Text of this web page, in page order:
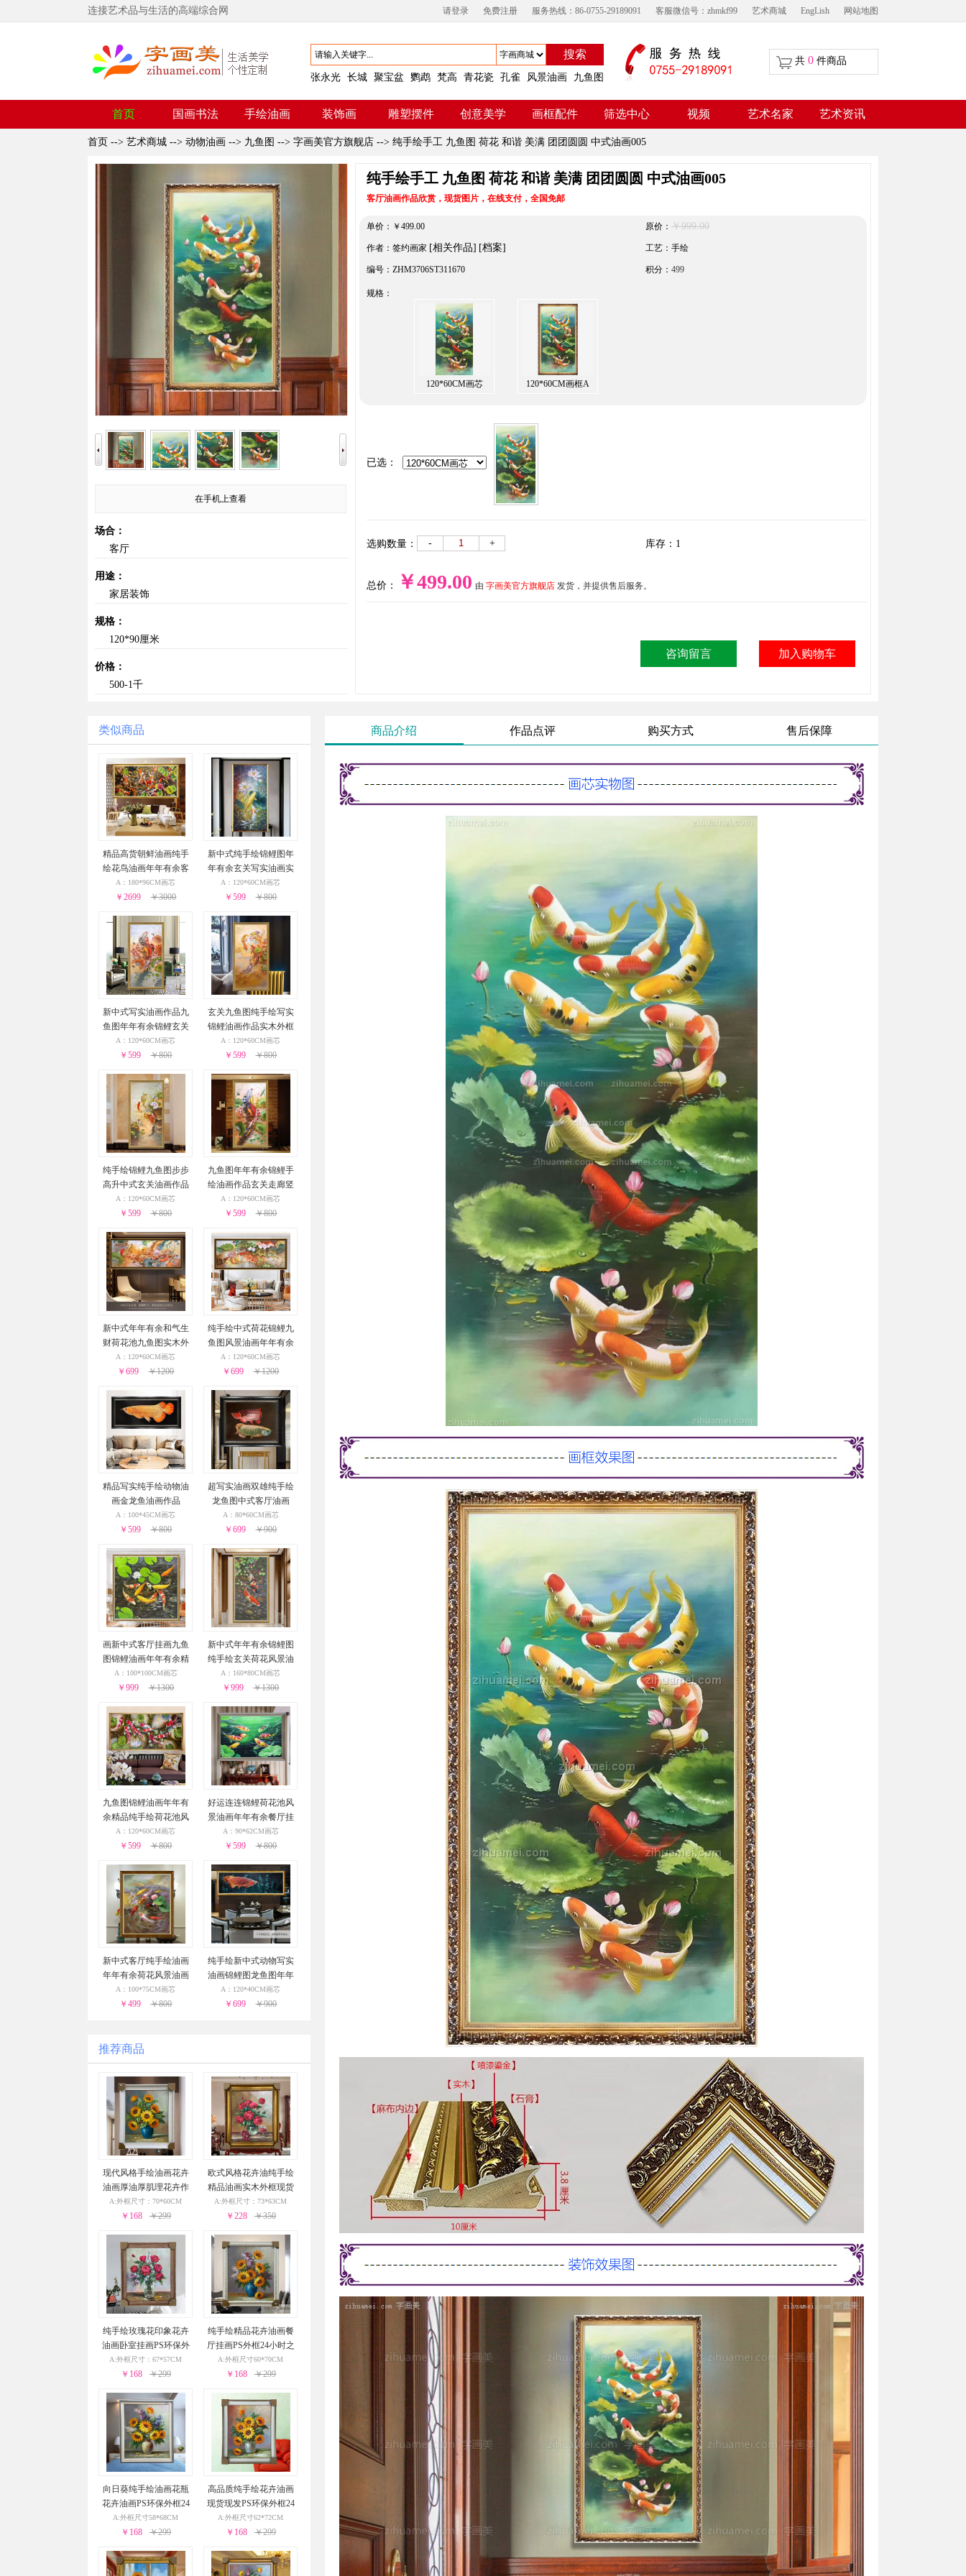
连接艺术品与生活的高端综合网 请登录 免费注册 服务热线：86-0755-29189091 客服微信号：zhmkf99 艺术商城 EngLish 网站地图
搜索
张永光 长城 聚宝盆 鹦鹉 梵高 青花瓷 孔雀 风景油画 九鱼图
共 0 件商品
首页 国画书法 手绘油画 装饰画 雕塑摆件 创意美学 画框配件 筛选中心 视频 艺术名家 艺术资讯
首页 --> 艺术商城 --> 动物油画 --> 九鱼图 --> 字画美官方旗舰店 --> 纯手绘手工 九鱼图 荷花 和谐 美满 团团圆圆 中式油画005
在手机上查看
场合：
客厅
用途：
家居装饰
规格：
120*90厘米
价格：
500-1千
纯手绘手工 九鱼图 荷花 和谐 美满 团团圆圆 中式油画005
客厅油画作品欣赏，现货图片，在线支付，全国免邮
单价： ￥ 499.00 原价： ￥999.00
作者：签约画家 [相关作品] [档案] 工艺：手绘
编号：ZHM3706ST311670 积分： 499
规格：
120*60CM画芯 120*60CM画框A
已选：
选购数量： - + 库存： 1
总价： ￥499.00 由 字画美官方旗舰店 发货，并提供售后服务。
类似商品
精品高货朝鲜油画纯手
绘花鸟油画年年有余客
厅挂画实木外框
A：180*96CM画芯
￥2699 ￥3000
新中式纯手绘锦鲤图年
年有余玄关写实油画实
木外框
A：120*60CM画芯
￥599 ￥800
新中式写实油画作品九
鱼图年年有余锦鲤玄关
餐厅挂画实木外框
A：120*60CM画芯
￥599 ￥800
玄关九鱼图纯手绘写实
锦鲤油画作品实木外框
A：120*60CM画芯
￥599 ￥800
纯手绘锦鲤九鱼图步步
高升中式玄关油画作品
实木外框
A：120*60CM画芯
￥599 ￥800
九鱼图年年有余锦鲤手
绘油画作品玄关走廊竖
幅挂画实木外框
A：120*60CM画芯
￥599 ￥800
新中式年年有余和气生
财荷花池九鱼图实木外
框
A：120*60CM画芯
￥699 ￥1200
纯手绘中式荷花锦鲤九
鱼图风景油画年年有余
实木画框
A：120*60CM画芯
￥699 ￥1200
精品写实纯手绘动物油
画金龙鱼油画作品
A：100*45CM画芯
￥599 ￥800
超写实油画双雄纯手绘
龙鱼图中式客厅油画
A：80*60CM画芯
￥699 ￥900
画新中式客厅挂画九鱼
图锦鲤油画年年有余精
品纯手绘荷花池风景油
A：100*100CM画芯
￥999 ￥1300
新中式年年有余锦鲤图
纯手绘玄关荷花风景油
画
A：160*80CM画芯
￥999 ￥1300
九鱼图锦鲤油画年年有
余精品纯手绘荷花池风
景油画新中式挂画
A：120*60CM画芯
￥599 ￥800
好运连连锦鲤荷花池风
景油画年年有余餐厅挂
画
A：90*62CM画芯
￥599 ￥800
新中式客厅纯手绘油画
年年有余荷花风景油画
实木画框
A：100*75CM画芯
￥499 ￥800
纯手绘新中式动物写实
油画锦鲤图龙鱼图年年
有余卧室挂画
A：120*40CM画芯
￥699 ￥900
推荐商品
现代风格手绘油画花卉
油画厚油厚肌理花卉作
品PS环保外框现货现发2
4小时之内发货
A:外框尺寸：70*60CM
￥168 ￥299
欧式风格花卉油纯手绘
精品油画实木外框现货
现发葡萄花瓶与酒杯24
小时之内发货
A:外框尺寸：73*63CM
￥228 ￥350
纯手绘玫瑰花印象花卉
油画卧室挂画PS环保外
框24小时之内发货
A:外框尺寸：67*57CM
￥168 ￥299
纯手绘精品花卉油画餐
厅挂画PS外框24小时之
内发货
A:外框尺寸60*70CM
￥168 ￥299
向日葵纯手绘油画花瓶
花卉油画PS环保外框24
小时之内发货
A:外框尺寸58*68CM
￥168 ￥299
高品质纯手绘花卉油画
现货现发PS环保外框24
小时之内发货
A:外框尺寸62*72CM
￥168 ￥299
商品介绍 作品点评 购买方式 售后保障